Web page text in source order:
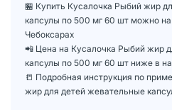
🏪 Купить Кусалочка Рыбий жир
капсулы по 500 мг 60 шт можно на
Чебоксарах
📲 Цена на Кусалочка Рыбий жир
капсулы по 500 мг 60 шт ниже в
📒 Подробная инструкция по
жир для детей жевательные